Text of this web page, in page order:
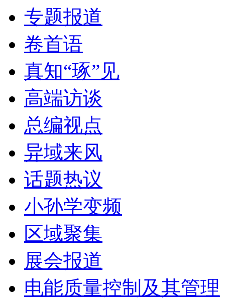
专题报道
卷首语
真知“琢”见
高端访谈
总编视点
异域来风
话题热议
小孙学变频
区域聚集
展会报道
电能质量控制及其管理